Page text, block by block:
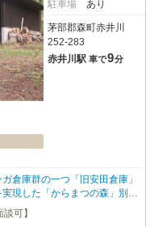
駐車場
あり
茅部郡森町赤井川
252-283
赤井川駅 車で9分
倉庫群の一つ「旧安田倉庫」
現した「からまつの森」別荘
梁は、是非ご自身の目でご覧
筋コンクリート造ベタ基礎内
可】